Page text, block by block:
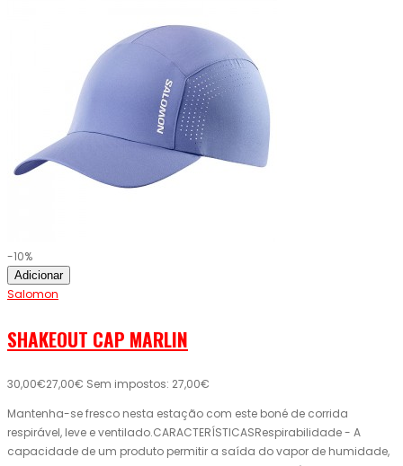
-10%
Adicionar
Salomon
SHAKEOUT CAP MARLIN
30,00€27,00€ Sem impostos: 27,00€
Mantenha-se fresco nesta estação com este boné de corrida
respirável, leve e ventilado.CARACTERÍSTICASRespirabilidade - A
capacidade de um produto permitir a saída do vapor de humidade,